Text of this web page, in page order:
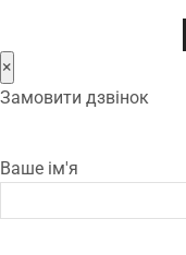
×
Замовити дзвінок
Ваше ім'я